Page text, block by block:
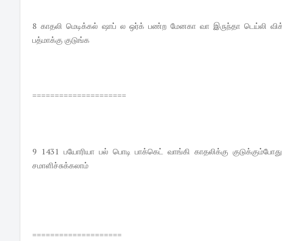
8 காதலி மெடிக்கல் ஷாப் ல ஒர்க் பண்ற மேனகா வா இருந்தா டெய்லி
பத்மாக்கு குடுங்க
=====================
9 1431 பயோரியா பல் பொடி பாக்கெட் வாங்கி காதலிக்கு
சமாளிச்சுக்கலாம்
====================